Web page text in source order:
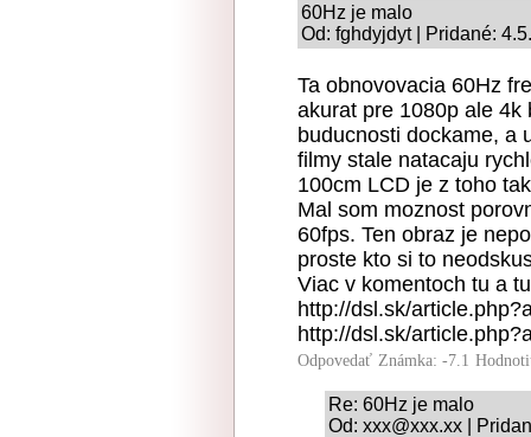
60Hz je malo
Od: fghdyjdyt | Pridané:
Ta obnovovacia 60Hz
akurat pre 1080p ale 4k
buducnosti dockame, a
filmy stale natacaju
100cm LCD je z toho
Mal som moznost
60fps. Ten obraz je
proste kto si to
Viac v komentoch tu a
http://dsl.sk/
http://dsl.sk/
Odpovedať Známka: -7.1
Re: 60Hz je malo
Od: xxx@xxx.xx |